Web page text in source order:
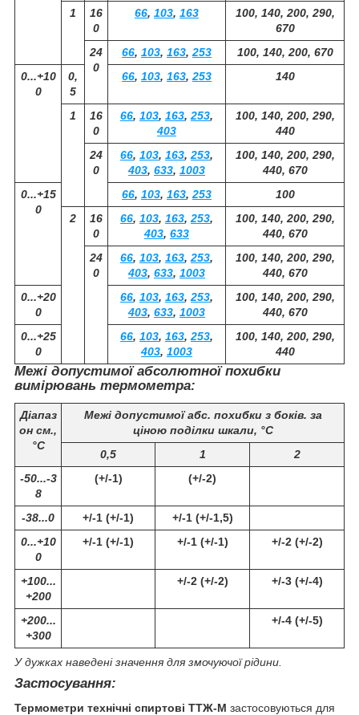
1
16
0
66, 103, 163
100, 140, 200, 290,
670
24
0
66, 103, 163,253
100, 140, 200, 670
0...+10
0
0,
5
66, 103, 163,253 140
1
16
0
66, 103, 163,253,
403
100, 140, 200, 290,
440
24
0
66, 103, 163,253,
403, 633, 1003
100, 140, 200, 290,
440, 670
0...+15
0
66, 103, 163,253
100
2
16
0
66, 103, 163,253,
403, 633
100, 140, 200, 290,
440, 670
24
0
66, 103, 163,253,
403, 633, 1003
100, 140, 200, 290,
440, 670
0...+20
0
66, 103, 163,253,
403, 633, 1003
100, 140, 200, 290,
440, 670
0...+25
0
66, 103, 163,253,
403, 1003
100, 140, 200, 290,
440
Межі допустимої абсолютної похибки
вимірювань термометра:
Діапаз
он см.,
°С
Межі допустимої абс. похибки з боків. за
ціною поділки шкали, °C
0,5
1
2
-50...-3
8
(+/-1) (+/-2)
-38...0 +/-1 (+/-1)
+/-1 (+/-1,5)
0...+10
0
+/-1 (+/-1) +/-1 (+/-1) +/-2 (+/-2)
+100...
+200
+/-2 (+/-2) +/-3 (+/-4)
+200...
+300
+/-4 (+/-5)
У дужках наведені значення для змочуючої рідини.
Застосування:
Термометри технічні спиртові ТТЖ-М застосовуються для